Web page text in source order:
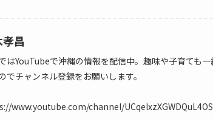
昌
はYouTubeで沖縄の情報を配信中。趣味や子育ても
でチャンネル登録をお願いします。
www.youtube.com/channel/